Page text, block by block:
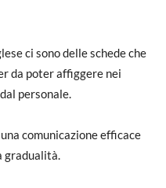
ci sono delle schede che
da poter affiggere nei
personale.
comunicazione efficace
gradualità.